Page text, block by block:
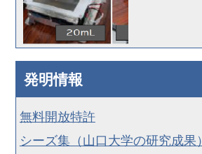
発明情報
無料開放特許
シーズ集（山口大学の研究成果）